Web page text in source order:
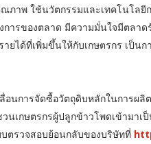
าพ ใช้นวัตกรรมและเทคโนโลยี
ารของตลาด มีความมั่นใจมีตลา
ยได้ที่เพิ่มขึ้นให้กับเกษตรกร เป็น
นการจัดซื้อวัตถุดิบหลักในการผ
นเกษตรกรผู้ปลูกข้าวโพดเข้ามา
ตรวจสอบย้อนกลับของบริษัทที่